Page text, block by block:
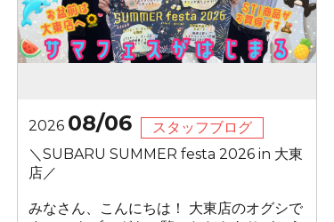
2026 08/06
スタッフブログ
＼SUBARU SUMMER festa 2026 in 大東
店／
みなさん、こんにちは！ 大東店のオグシで